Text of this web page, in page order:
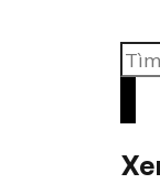
Tìm